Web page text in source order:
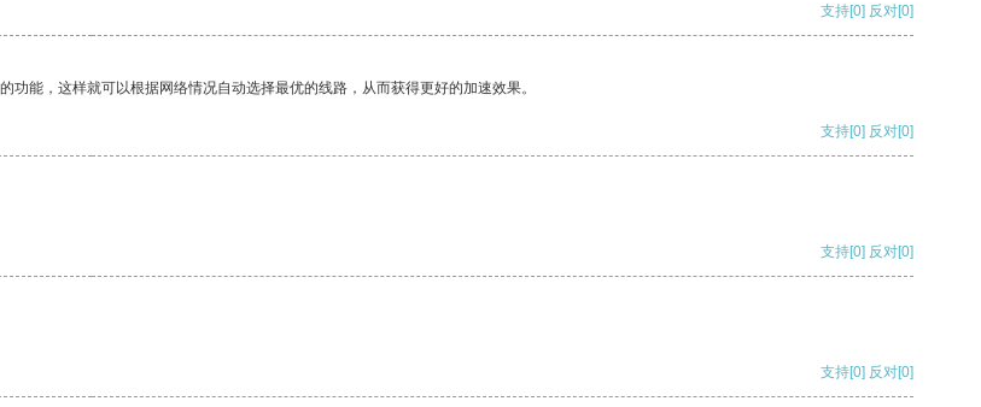
支持[0] 反对[0]
能，这样就可以根据网络情况自动选择最优的线路，从而获得更好的加速效果。
支持[0] 反对[0]
支持[0] 反对[0]
支持[0] 反对[0]